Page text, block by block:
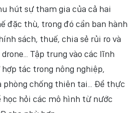
hút sự tham gia của cả hai
đặc thù, trong đó cần ban hành
sách, thuế, chia sẻ rủi ro và
Tập trung vào các lĩnh
tác trong nông nghiệp,
phòng chống thiên tai... Để thực
học hỏi các mô hình từ nước